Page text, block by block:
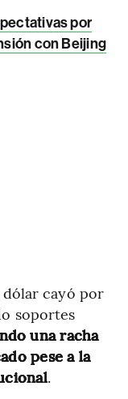
por
con Beijing
cayó por
soportes
una racha
pese a la
.